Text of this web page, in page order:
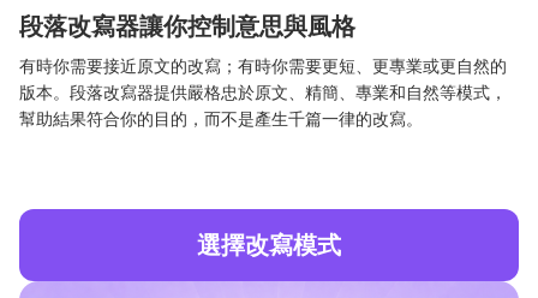
段落改寫器讓你控制意思與風格
有時你需要接近原文的改寫；有時你需要更短、更專業或更自然的
版本。段落改寫器提供嚴格忠於原文、精簡、專業和自然等模式，
幫助結果符合你的目的，而不是產生千篇一律的改寫。
選擇改寫模式